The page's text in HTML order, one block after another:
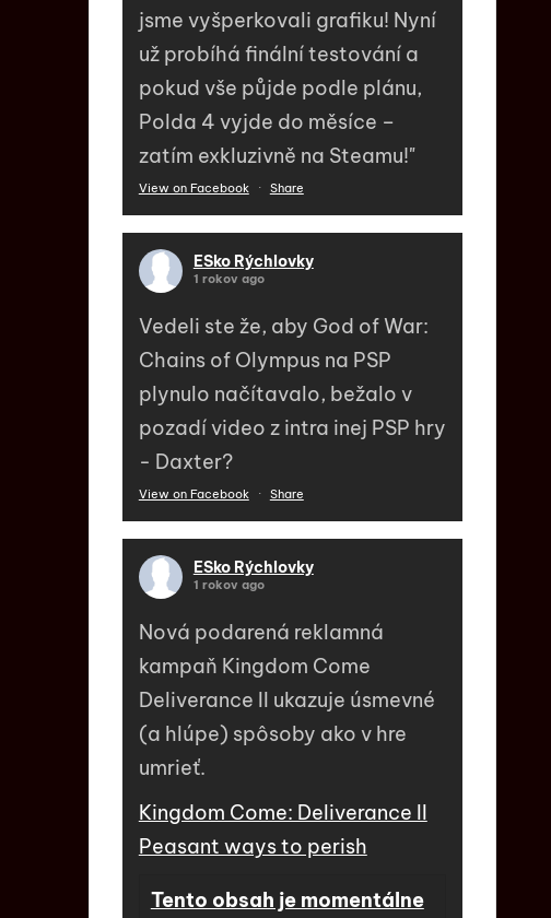
jsme vyšperkovali grafiku! Nyní
už probíhá finální testování a
pokud vše půjde podle plánu,
Polda 4 vyjde do měsíce –
zatím exkluzivně na Steamu!"
View on Facebook · Share
ESko Rýchlovky
1 rokov ago
Vedeli ste že, aby God of War:
Chains of Olympus na PSP
plynulo načítavalo, bežalo v
pozadí video z intra inej PSP hry
- Daxter?
View on Facebook · Share
ESko Rýchlovky
1 rokov ago
Nová podarená reklamná
kampaň Kingdom Come
Deliverance II ukazuje úsmevné
(a hlúpe) spôsoby ako v hre
umrieť.
Kingdom Come: Deliverance II
Peasant ways to perish
Tento obsah je momentálne